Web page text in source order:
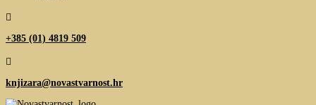

+385 (01) 4819 509

knjizara@novastvarnost.hr